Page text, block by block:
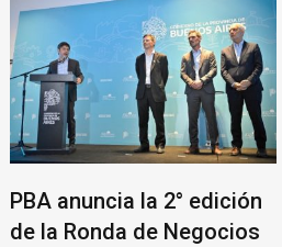
PBA anuncia la 2° edición
de la Ronda de Negocios